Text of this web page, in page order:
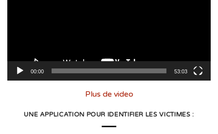
00:00 53:03
Plus de video
UNE APPLICATION POUR IDENTIFIER LES VICTIMES :